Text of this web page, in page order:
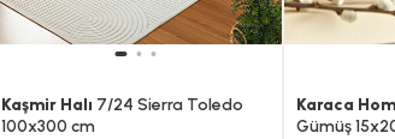
Kaşmir Halı 7/24 Sierra Toledo
100x300 cm
Karaca
Gümüş